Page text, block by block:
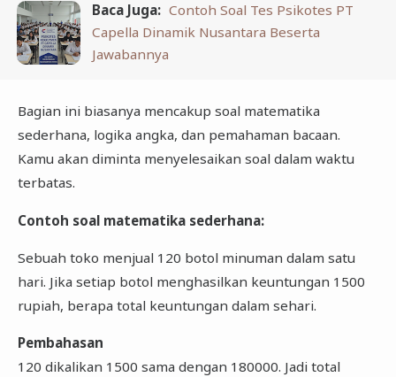
Baca Juga: Contoh Soal Tes Psikotes PT
Capella Dinamik Nusantara Beserta
Jawabannya
Bagian ini biasanya mencakup soal matematika
sederhana, logika angka, dan pemahaman bacaan.
Kamu akan diminta menyelesaikan soal dalam waktu
terbatas.
Contoh soal matematika sederhana:
Sebuah toko menjual 120 botol minuman dalam satu
hari. Jika setiap botol menghasilkan keuntungan 1500
rupiah, berapa total keuntungan dalam sehari.
Pembahasan
120 dikalikan 1500 sama dengan 180000. Jadi total